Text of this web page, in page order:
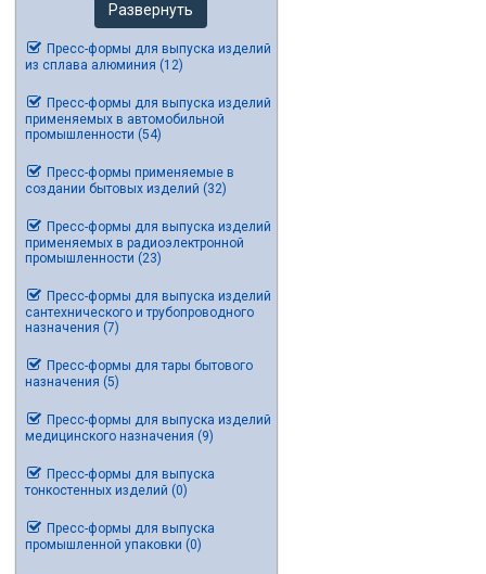
Развернуть
Пресс-формы для выпуска изделий
из сплава алюминия (12)
Пресс-формы для выпуска изделий
применяемых в автомобильной
промышленности (54)
Пресс-формы применяемые в
создании бытовых изделий (32)
Пресс-формы для выпуска изделий
применяемых в радиоэлектронной
промышленности (23)
Пресс-формы для выпуска изделий
сантехнического и трубопроводного
назначения (7)
Пресс-формы для тары бытового
назначения (5)
Пресс-формы для выпуска изделий
медицинского назначения (9)
Пресс-формы для выпуска
тонкостенных изделий (0)
Пресс-формы для выпуска
промышленной упаковки (0)